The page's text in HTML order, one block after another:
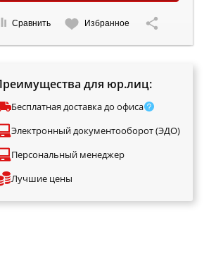
Сравнить Избранное
для юр.лиц:
Бесплатная доставка до офиса
Электронный документооборот (ЭДО)
Персональный менеджер
Лучшие цены